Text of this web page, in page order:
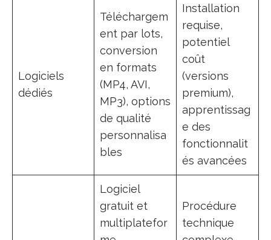
Logiciels
dédiés
Téléchargem
ent par lots,
conversion
en formats
(MP4, AVI,
MP3), options
de qualité
personnalisa
bles
Installation
requise,
potentiel
coût
(versions
premium),
apprentissag
e des
fonctionnalit
és avancées
Logiciel
gratuit et
multiplatefor
Procédure
technique